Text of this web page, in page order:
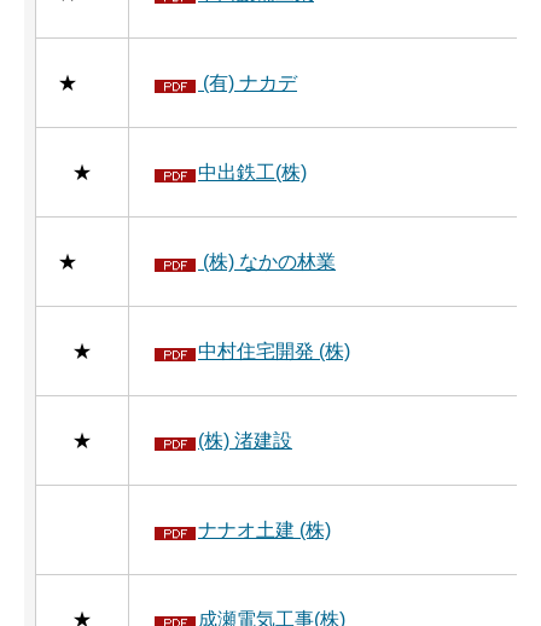
★ (有) ナカデ
★ 中出鉄工(株)
★ (株) なかの林業
★ 中村住宅開発 (株)
★ (株) 渚建設
ナナオ土建 (株)
★ 成瀬電気工事(株)